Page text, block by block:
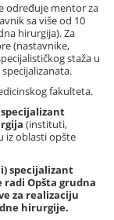
određuje mentor za
sa više od 10
hirurgija). Za
(nastavnike,
staža u
fakulteta.
specijalizant
(instituti,
iz oblasti opšte
specijalizant
Opšta grudna
za realizaciju
hirurgije.